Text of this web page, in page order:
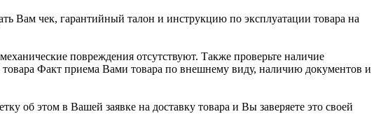
Вам чек, гарантийный талон и инструкцию по эксплуатации товара на
повреждения отсутствуют. Также проверьте наличие
Факт приема Вами товара по внешнему виду, наличию документов и
об этом в Вашей заявке на доставку товара и Вы заверяете это своей